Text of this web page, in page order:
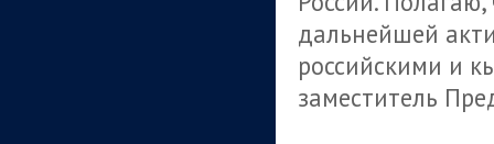
дальнейшей
российскими и
заместитель